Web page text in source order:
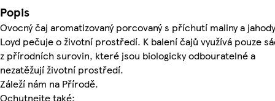
Popis
Ovocný čaj aromatizovaný porcovaný s příchutí maliny a
Loyd pečuje o životní prostředí. K balení čajů využívá pouze
z přírodních surovin, které jsou biologicky odbouratelné a
nezatěžují životní prostředí.
Záleží nám na Přírodě.
Ochutnejte také: